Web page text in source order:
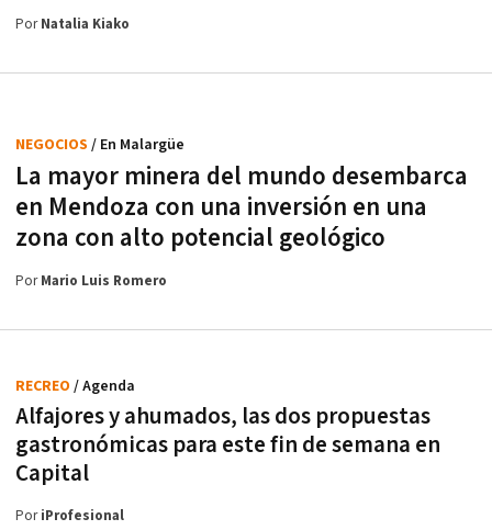
PorNatalia Kiako
La mayor minera del mundo desembarca
en Mendoza con una inversión en una
zona con alto potencial geológico
NEGOCIOS / En Malargüe
PorMario Luis Romero
Alfajores y ahumados, las dos propuestas
gastronómicas para este fin de semana en
Capital
RECREO / Agenda
PoriProfesional